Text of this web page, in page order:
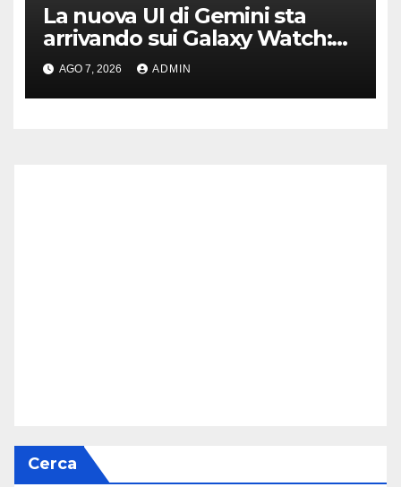
La nuova UI di Gemini sta
arrivando sui Galaxy Watch:
primi avvistamenti
AGO 7, 2026 ADMIN
Cerca